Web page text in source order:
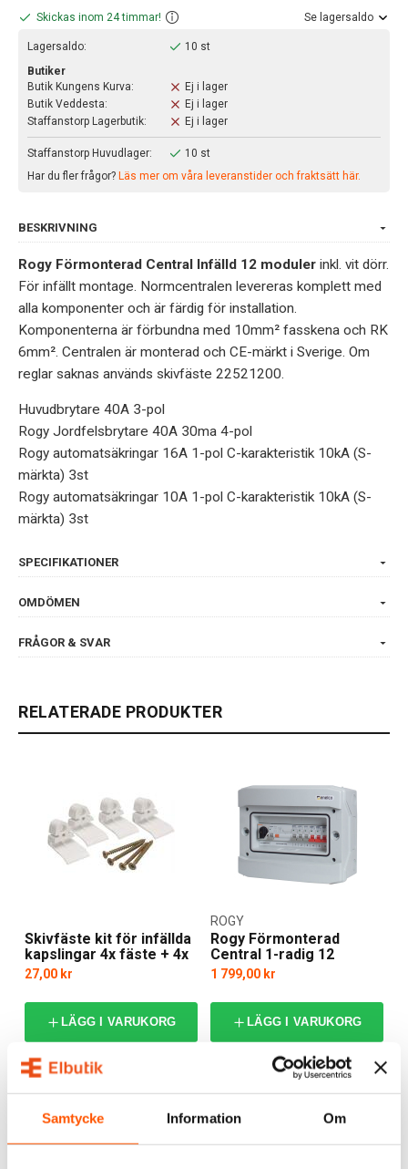
Samtycke Information Om
Skickas inom 24 timmar! Se lagersaldo
Lagersaldo:
10 st
Butiker
Butik Kungens Kurva:
Ej i lager
Butik Veddesta:
Ej i lager
Staffanstorp Lagerbutik:
Ej i lager
Staffanstorp Huvudlager:
10 st
Har du fler frågor? Läs mer om våra leveranstider och fraktsätt här.
BESKRIVNING
Rogy Förmonterad Central Infälld 12 moduler inkl. vit dörr.
För infällt montage. Normcentralen levereras komplett med
alla komponenter och är färdig för installation.
Komponenterna är förbundna med 10mm² fasskena och RK
6mm². Centralen är monterad och CE-märkt i Sverige. Om
reglar saknas används skivfäste 22521200.
Huvudbrytare 40A 3-pol
Rogy Jordfelsbrytare 40A 30ma 4-pol
Rogy automatsäkringar 16A 1-pol C-karakteristik 10kA (S-
märkta) 3st
Rogy automatsäkringar 10A 1-pol C-karakteristik 10kA (S-
märkta) 3st
SPECIFIKATIONER
OMDÖMEN
FRÅGOR & SVAR
RELATERADE PRODUKTER
Skivfäste kit för infällda
kapslingar 4x fäste + 4x
skruv
27,00 kr
LÄGG I VARUKORG
Rogy Förmonterad
Central 1-radig 12
moduler IP65
ROGY
1 799,00 kr
LÄGG I VARUKORG